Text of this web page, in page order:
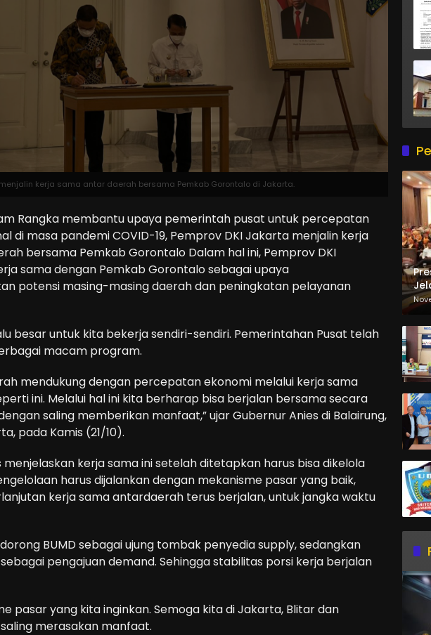
menjalin kerja sama antar daerah bersama Pemkab Gorontalo di Jakarta.
Rangka membantu upaya pemerintah pusat untuk percepatan
di masa pandemi COVID-19, Pemprov DKI Jakarta menjalin kerja
bersama Pemkab Gorontalo Dalam hal ini, Pemprov DKI
sama dengan Pemkab Gorontalo sebagai upaya
potensi masing-masing daerah dan peningkatan pelayanan
besar untuk kita bekerja sendiri-sendiri. Pemerintahan Pusat telah
macam program.
mendukung dengan percepatan ekonomi melalui kerja sama
ini. Melalui hal ini kita berharap bisa berjalan bersama secara
saling memberikan manfaat,” ujar Gubernur Anies di Balairung,
pada Kamis (21/10).
menjelaskan kerja sama ini setelah ditetapkan harus bisa dikelola
harus dijalankan dengan mekanisme pasar yang baik,
kerja sama antardaerah terus berjalan, untuk jangka waktu
BUMD sebagai ujung tombak penyedia supply, sedangkan
pengajuan demand. Sehingga stabilitas porsi kerja berjalan
pasar yang kita inginkan. Semoga kita di Jakarta, Blitar dan
merasakan manfaat.